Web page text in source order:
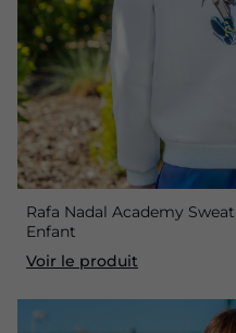
Rafa Nadal Academy
Enfant
Voir le produit